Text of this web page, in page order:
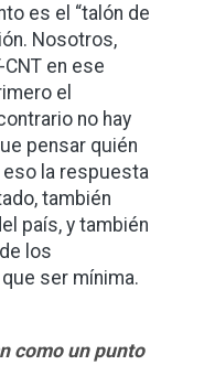
es el “talón de
Nosotros,
en ese
el
no hay
pensar quién
eso la respuesta
también
país, y también
los
ser mínima.
como un punto